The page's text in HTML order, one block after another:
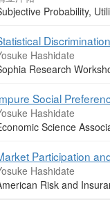
Probability,
Hashidate
Research
Social
Hashidate
Science
Participation
Hashidate
Risk and